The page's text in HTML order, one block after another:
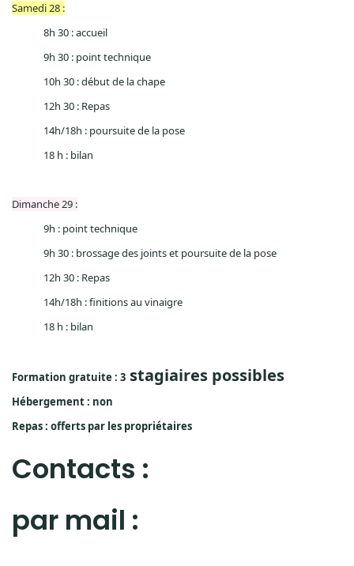
Samedi 28 :
8h 30 : accueil
9h 30 : point technique
10h 30 : début de la chape
12h 30 : Repas
14h/18h : poursuite de la pose
18 h : bilan
Dimanche 29 :
9h : point technique
9h 30 : brossage des joints et poursuite de la pose
12h 30 : Repas
14h/18h : finitions au vinaigre
18 h : bilan
Formation gratuite : 3 stagiaires possibles
Hébergement : non
Repas : offerts par les propriétaires
Contacts :
par mail :